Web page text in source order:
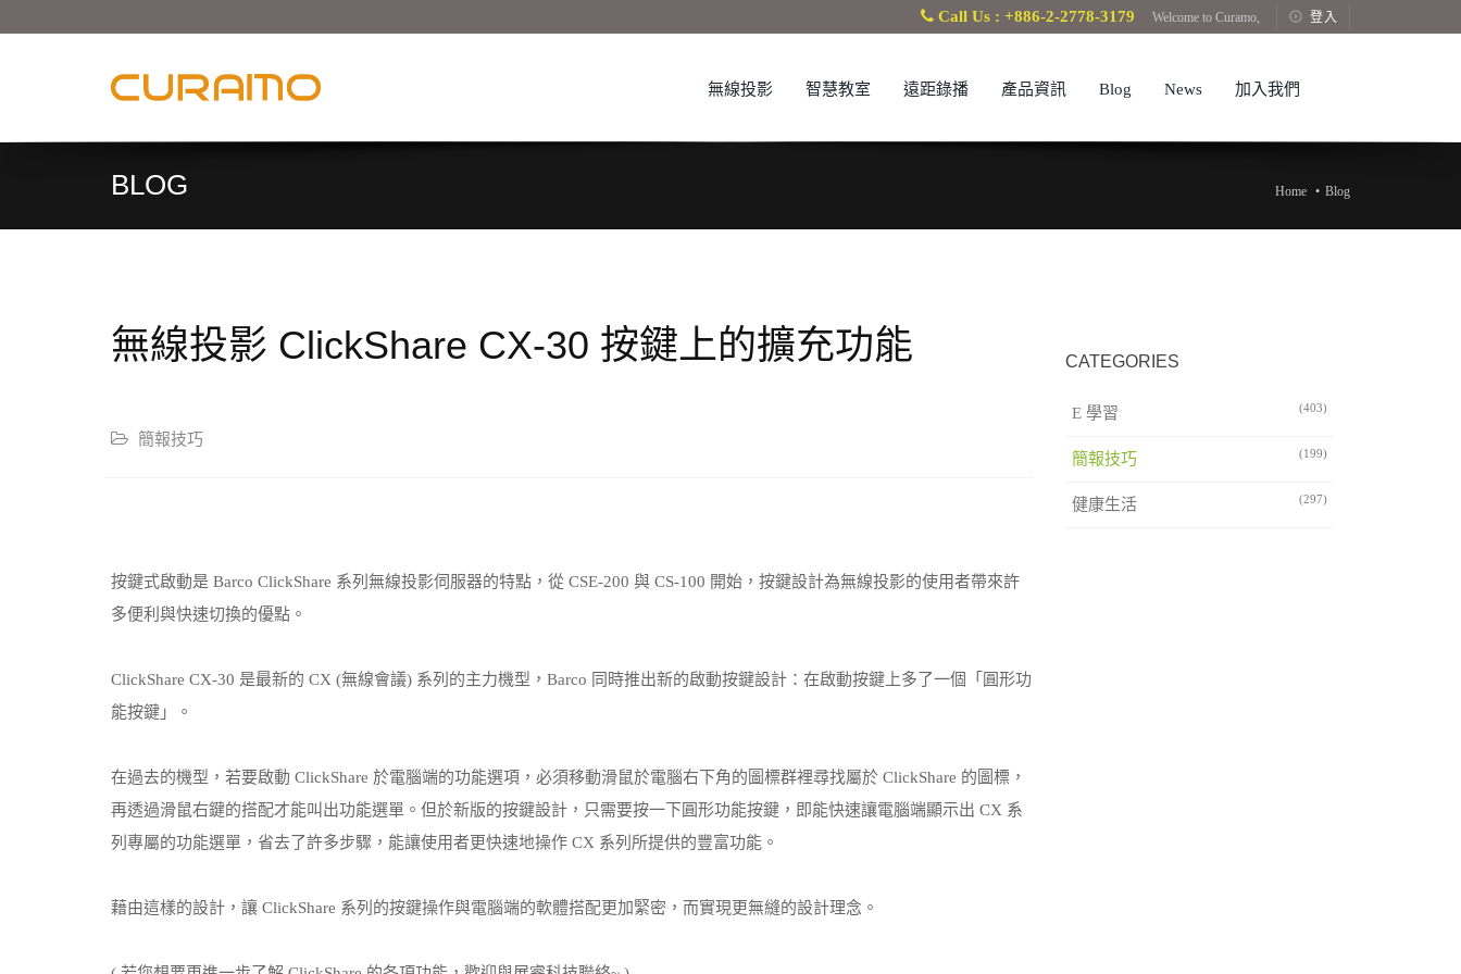
Call Us : +886-2-2778-3179 Welcome to Curamo, 登入
無線投影 智慧教室 遠距錄播 產品資訊 Blog News 加入我們
BLOG Home Blog
無線投影 ClickShare CX-30 按鍵上的擴充功能
簡報技巧
按鍵式啟動是 Barco ClickShare 系列無線投影伺服器的特點，從 CSE-200 與 CS-100 開始，按鍵設計為無線投影的使用者帶來許
多便利與快速切換的優點。
ClickShare CX-30 是最新的 CX (無線會議) 系列的主力機型，Barco 同時推出新的啟動按鍵設計：在啟動按鍵上多了一個「圓形功
能按鍵」。
在過去的機型，若要啟動 ClickShare 於電腦端的功能選項，必須移動滑鼠於電腦右下角的圖標群裡尋找屬於 ClickShare 的圖標，
再透過滑鼠右鍵的搭配才能叫出功能選單。但於新版的按鍵設計，只需要按一下圓形功能按鍵，即能快速讓電腦端顯示出 CX 系
列專屬的功能選單，省去了許多步驟，能讓使用者更快速地操作 CX 系列所提供的豐富功能。
藉由這樣的設計，讓 ClickShare 系列的按鍵操作與電腦端的軟體搭配更加緊密，而實現更無縫的設計理念。
CATEGORIES
(403)
E 學習
(199)
簡報技巧
(297)
健康生活